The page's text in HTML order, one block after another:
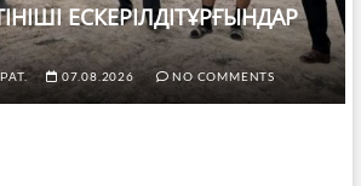
ЕСКЕРІЛДІТҰРҒЫНДАР
07.08.2026 NO COMMENTS